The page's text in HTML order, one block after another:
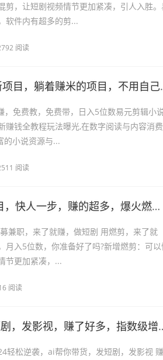
剪，让短剧视频情节更加紧凑，引人入胜
软件内有超多的剪...
阅读
，不用自己剪辑，ai一键帮你搞定，人人可做，人人赚
免费教，免费带，日入5位数易元剪辑小
钱全教程玩法曝光,在数字阅读与内容消费
的小说资源与...
阅读
的超多，爆火燃剪，一键搞定，短视频剪辑项目
兼职，来了就赚，做短剧 用燃剪，来了就
入5位数，你准备好了吗?新增燃剪：可
节更加紧凑，...
阅读
又一捡米项目横空出世，不用手剪，ai自动一键剪辑，短视频剪辑项目
轻松逆袭，ai帮你带货，发短剧，发影视 赚